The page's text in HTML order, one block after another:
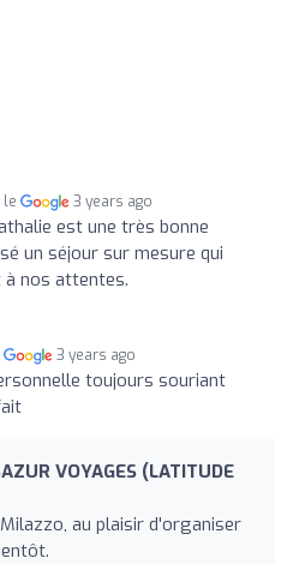
le 3 years ago
est une très bonne
un séjour sur mesure qui
nos attentes.
3 years ago
toujours souriant
VOYAGES (LATITUDE
au plaisir d'organiser